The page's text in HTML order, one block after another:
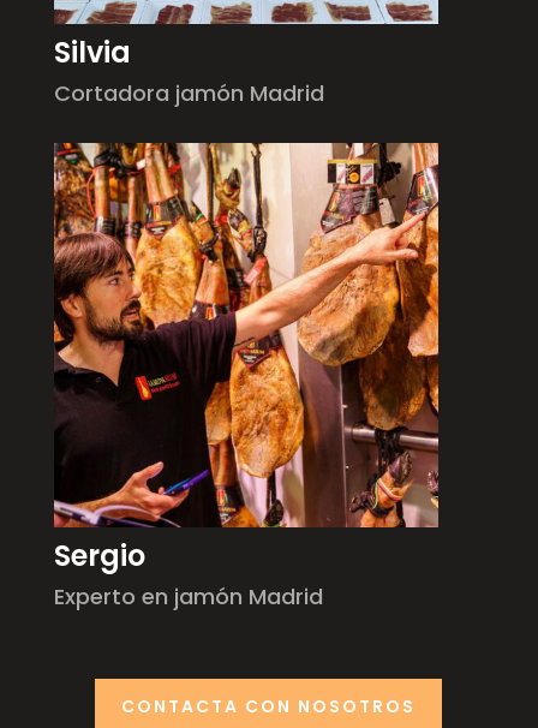
Silvia
Cortadora jamón Madrid
Sergio
Experto en jamón Madrid
CONTACTA CON NOSOTROS